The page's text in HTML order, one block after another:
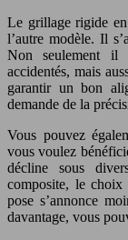
Le grillage rigide
l’autre modèle. Il
Non seulement il
accidentés, mais
garantir un bon
demande de la
Vous pouvez
vous voulez
décline sous
composite, le choix
pose s’annonce
davantage, vous